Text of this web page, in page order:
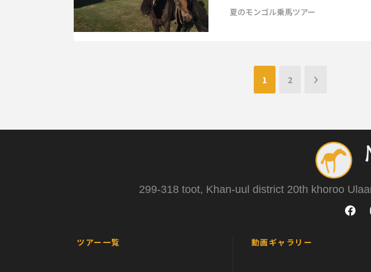
夏のモンゴル乗馬ツアー
1 2
299-318 toot, Khan-uul district 20th khoroo
ツアー一覧 動画ギャラリー